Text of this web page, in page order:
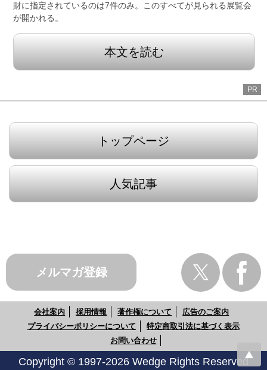
財に指定されているのは7件のみ。このすべてが見られる展覧会
が開かれる。
本文を読む
PR
トップページ
人気記事
メルマガ登録
会社案内 採用情報 著作権について
広告のご案内
プライバシーポリシーについて
特定商取引法に基づく表示
お問い合わせ
Copyright © 1997-2026 Wedge Rights Reserved